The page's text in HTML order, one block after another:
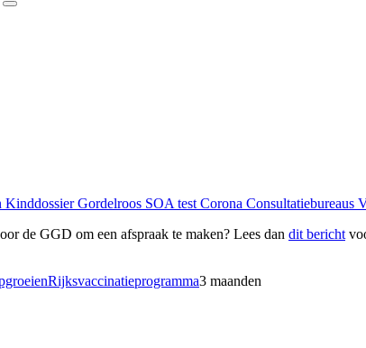
KinddossierGordelroos SOA testCorona Consultatiebureaus
de GGD om een afspraak te maken? Lees dan dit bericht
Rijksvaccinatieprogramma3 maanden